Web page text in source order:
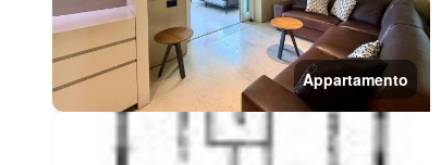
Appartamento